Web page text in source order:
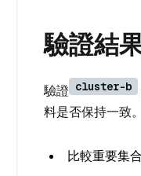
驗證結
驗證 cluster-b
料是否保持一致
比較重要集